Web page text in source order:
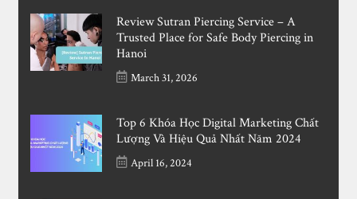
Review Sutran Piercing Service – A
Trusted Place for Safe Body Piercing in
Hanoi
March 31, 2026
Top 6 Khóa Học Digital Marketing Chất
Lượng Và Hiệu Quả Nhất Năm 2024
April 16, 2024